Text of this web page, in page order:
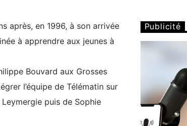
après, en 1996, à son arrivée
à apprendre aux jeunes à
Bouvard aux Grosses
l’équipe de Télématin sur
puis de Sophie
Publicité